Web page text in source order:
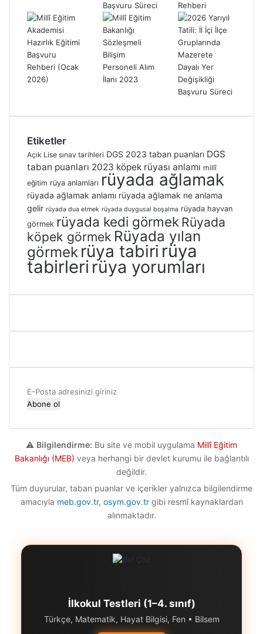
Etiketler
Açık Lise sınav tarihleri DGS 2023 taban puanları DGS
taban puanları 2023 köpek rüyası anlamı millî
eğitim rüya anlamları rüyada ağlamak
rüyada ağlamak anlamı rüyada ağlamak ne anlama
gelir rüyada dua etmek rüyada duygusal boşalma rüyada hayvan
görmek rüyada kedi görmek Rüyada
köpek görmek Rüyada yılan
görmek rüya tabiri rüya
tabirleri rüya yorumları
E-
Posta
giriniz
⚠️ Bilgilendirme: Bu site ve mobil uygulama Millî Eğitim
Bakanlığı (MEB) veya herhangi bir devlet kurumu ile bağlantılı
değildir.
Tüm duyurular, taban puanlar ve içerikler yalnızca bilgilendirme
amacıyla meb.gov.tr, osym.gov.trgibi resmî kaynaklardan
alınmaktadır.
İlkokul Testleri (1–4. sınıf)
Türkçe, Matematik, Hayat Bilgisi, Fen • Bilsem